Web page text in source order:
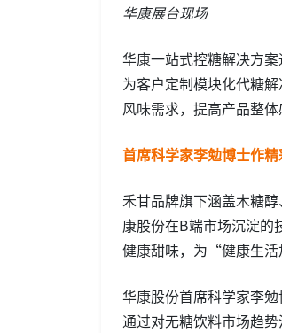
华康展台现场
华康一站式控糖解决方
为客户定制模块化代糖
风味需求，提高产品整
首席科学家李勉博士作
禾甘品牌旗下涵盖木糖
康股份在B端市场沉淀的
健康甜味，为“健康生活
华康股份首席科学家李
通过对无糖饮料市场趋